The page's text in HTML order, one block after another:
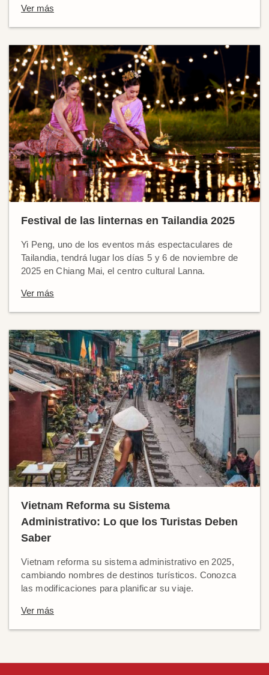
Ver más
Festival de las linternas en Tailandia 2025
Yi Peng, uno de los eventos más espectaculares de
Tailandia, tendrá lugar los días 5 y 6 de noviembre de
2025 en Chiang Mai, el centro cultural Lanna.
Ver más
Vietnam Reforma su Sistema
Administrativo: Lo que los Turistas Deben
Saber
Vietnam reforma su sistema administrativo en 2025,
cambiando nombres de destinos turísticos. Conozca
las modificaciones para planificar su viaje.
Ver más